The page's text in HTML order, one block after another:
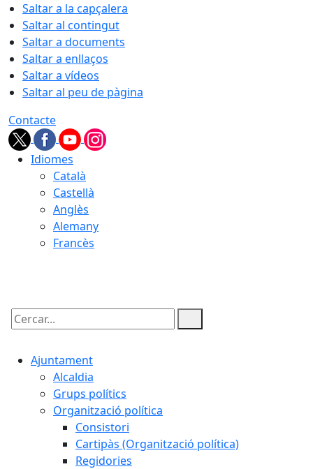
Saltar a la capçalera
Saltar al contingut
Saltar a documents
Saltar a enllaços
Saltar a vídeos
Saltar al peu de pàgina
Contacte
Idiomes
Català
Castellà
Anglès
Alemany
Francès
Cercar:
Ajuntament
Alcaldia
Grups polítics
Organització política
Consistori
Cartipàs (Organització política)
Regidories